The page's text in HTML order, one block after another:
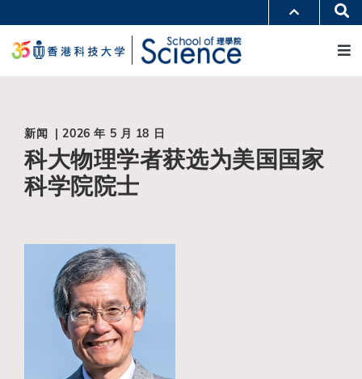
转
要
学术部门索引
生活@科大
新闻 | 2026 年 5 月 18 日
科大物理学者获选为美国国家
科学院院士